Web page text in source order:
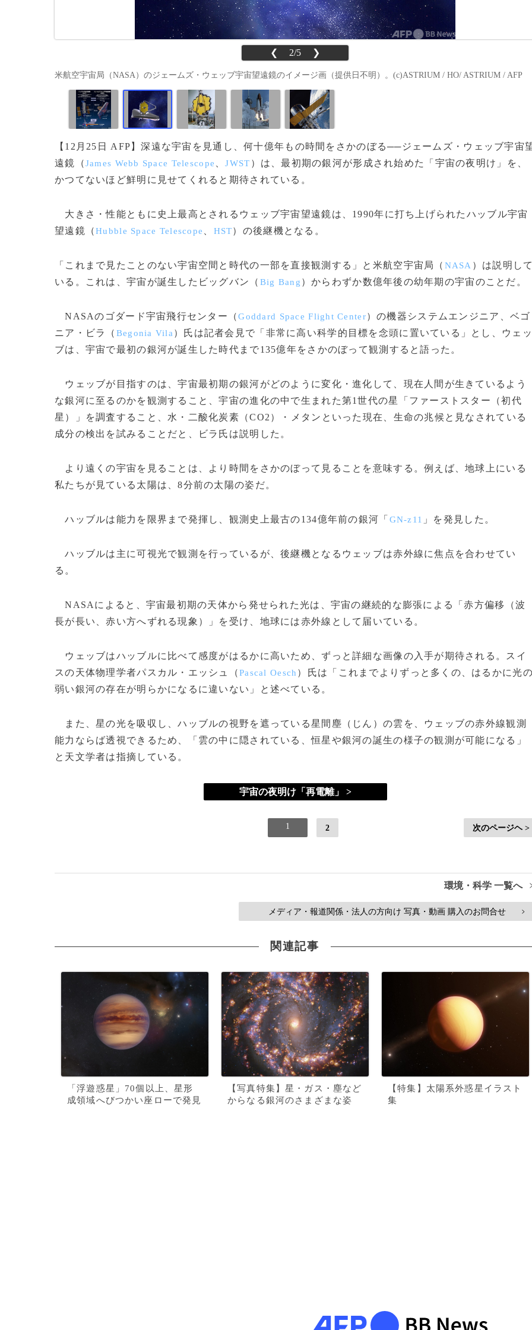
❮ 2/5 ❯
米航空宇宙局（NASA）のジェームズ・ウェッブ宇宙望遠鏡のイメージ画（提供日不明）。(c)ASTRIUM / HO/ ASTRIUM / AFP
【12月25日 AFP】深遠な宇宙を見通し、何十億年もの時間をさかのぼる──ジェームズ・ウェッブ宇宙
遠鏡（James Webb Space Telescope 、JWST ）は、最初期の銀河が形成され始めた「宇宙の夜明け」を、
かつてないほど鮮明に見せてくれると期待されている。
大きさ・性能ともに史上最高とされるウェッブ宇宙望遠鏡は、1990年に打ち上げられたハッブル宇宙
望遠鏡（Hubble Space Telescope HST）の後継機となる。
「これまで見たことのない宇宙空間と時代の一部を直接観測する」と米航空宇宙局（ NASA ）は説明し
いる。これは、宇宙が誕生したビッグバン（ Big Bang ）からわずか数億年後の幼年期の宇宙のことだ。
NASAのゴダード宇宙飛行センター（Goddard Space Flight Center）の機器システムエンジニア、ベゴ
ニア・ビラ（ Begonia Vila ）氏は記者会見で「非常に高い科学的目標を念頭に置いている」とし、ウェッ
ブは、宇宙で最初の銀河が誕生した時代まで135億年をさかのぼって観測すると語った。
ウェッブが目指すのは、宇宙最初期の銀河がどのように変化・進化して、現在人間が生きているよう
な銀河に至るのかを観測すること、宇宙の進化の中で生まれた第1世代の星「ファーストスター（初代
星）」を調査すること、水・二酸化炭素（CO2）・メタンといった現在、生命の兆候と見なされている
成分の検出を試みることだと、ビラ氏は説明した。
より遠くの宇宙を見ることは、より時間をさかのぼって見ることを意味する。例えば、地球上にいる
私たちが見ている太陽は、8分前の太陽の姿だ。
ハッブルは能力を限界まで発揮し、観測史上最古の134億年前の銀河「 GN-z11 」を発見した。
ハッブルは主に可視光で観測を行っているが、後継機となるウェッブは赤外線に焦点を合わせてい
る。
NASAによると、宇宙最初期の天体から発せられた光は、宇宙の継続的な膨張による「赤方偏移（波
長が長い、赤い方へずれる現象）」を受け、地球には赤外線として届いている。
ウェッブはハッブルに比べて感度がはるかに高いため、ずっと詳細な画像の入手が期待される。スイ
スの天体物理学者パスカル・エッシュ（Pascal Oesch ）氏は「これまでよりずっと多くの、はるかに光
弱い銀河の存在が明らかになるに違いない」と述べている。
また、星の光を吸収し、ハッブルの視野を遮っている星間塵（じん）の雲を、ウェッブの赤外線観測
能力ならば透視できるため、「雲の中に隠されている、恒星や銀河の誕生の様子の観測が可能になる」
と天文学者は指摘している。
宇宙の夜明け「再電離」 >
1 2 次のページヘ >
環境・科学 一覧へ
メディア・報道関係・法人の方向け 写真・動画 購入のお問合せ >
関連記事
「浮遊惑星」70個以上、星形
成領域へびつかい座ローで発見
【写真特集】星・ガス・塵など
からなる銀河のさまざまな姿
【特集】太陽系外惑星イラスト
集